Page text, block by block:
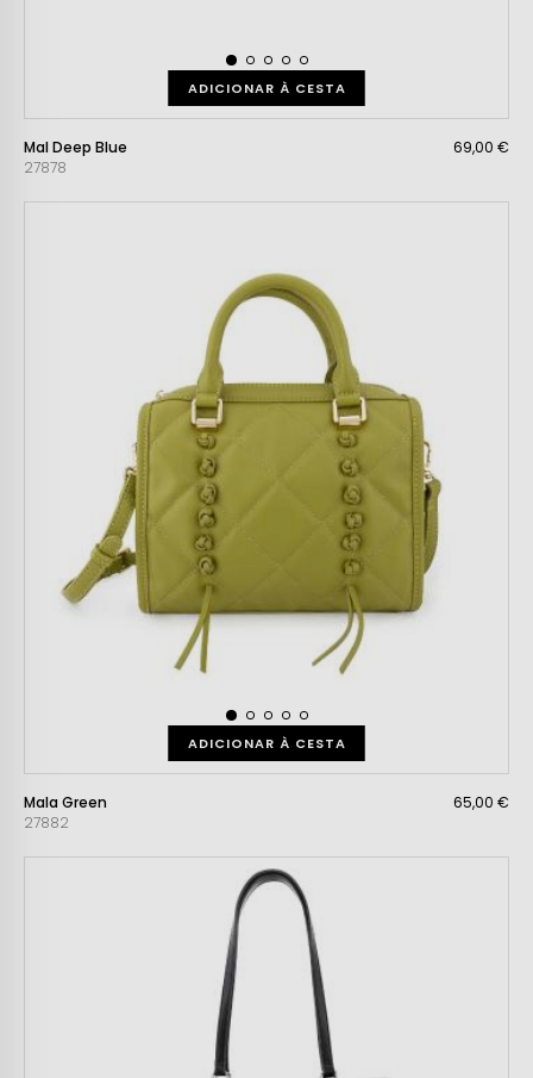
ADICIONAR À CESTA
Mal Deep Blue
27878
69,00 €
ADICIONAR À CESTA
Mala Green
27882
65,00 €